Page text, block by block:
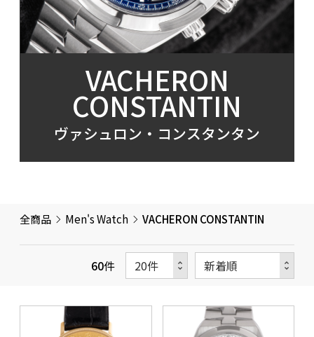
VACHERON
CONSTANTIN
ヴァシュロン・コンスタンタン
全商品 Men's Watch VACHERON CONSTANTIN
60件